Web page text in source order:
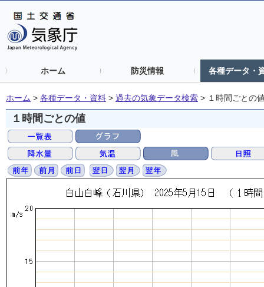
ホーム 防災情報 各種データ・
ホーム > 各種データ・資料 > 過去の気象データ検索 > １時間ごとの
１時間ごとの値